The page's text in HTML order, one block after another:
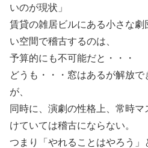
いのが現状」
賃貸の雑居ビルにある小さな
い空間で稽古するのは、
予算的にも不可能だと・・・
どうも・・・窓はあるが解放
が、
同時に、演劇の性格上、常時
けていては稽古にならない。
つまり「やれることはやろう